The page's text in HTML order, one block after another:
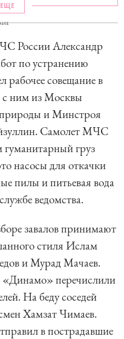
России Александр
по устранению
рабочее совещание в
с ним из Москвы
и Минстроя
Самолет МЧС
груз
насосы для откачки
пилы и питьевая вода
ведомства.
завалов принимают
стиля Ислам
и Мурад Мачаев.
«Динамо» перечислили
На беду соседей
Хамзат Чимаев.
в пострадавшие